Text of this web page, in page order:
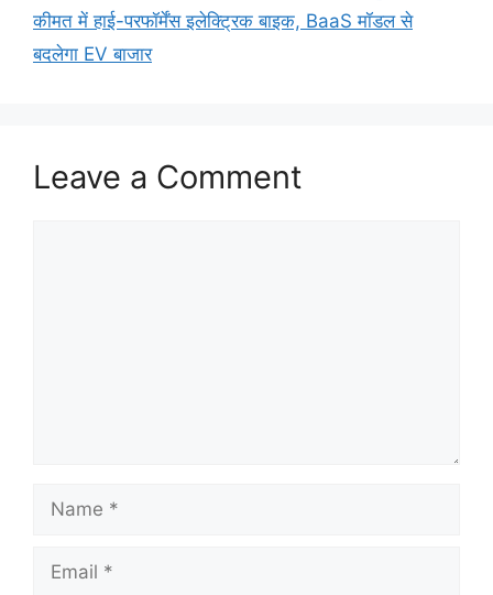
कीमत में हाई-परफॉर्मेंस इलेक्ट्रिक बाइक, BaaS मॉडल से
बदलेगा EV बाजार
Leave a Comment